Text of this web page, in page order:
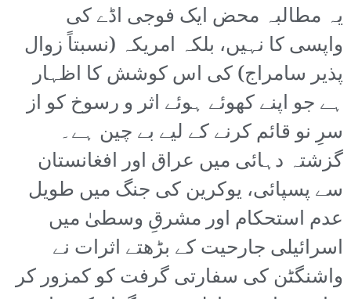
یہ مطالبہ محض ایک فوجی اڈے کی
واپسی کا نہیں، بلکہ امریکہ (نسبتاً زوال
پذیر سامراج) کی اس کوشش کا اظہار
ہے جو اپنے کھوئے ہوئے اثر و رسوخ کو از
سرِ نو قائم کرنے کے لیے بے چین ہے۔
گزشتہ دہائی میں عراق اور افغانستان
سے پسپائی، یوکرین کی جنگ میں طویل
عدم استحکام اور مشرقِ وسطیٰ میں
اسرائیلی جارحیت کے بڑھتے اثرات نے
واشنگٹن کی سفارتی گرفت کو کمزور کر